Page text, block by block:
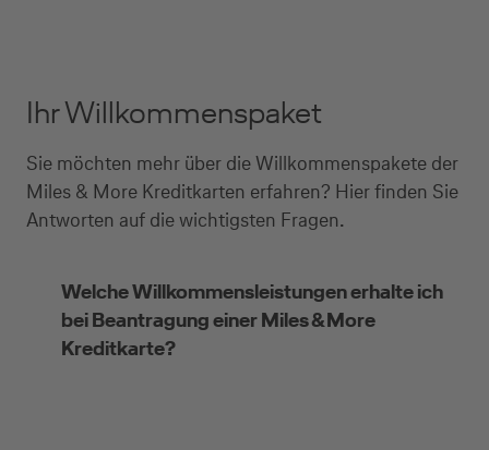
Ihr Willkommenspaket
Sie möchten mehr über die Willkommenspakete der
Miles & More Kreditkarten erfahren? Hier finden Sie
Antworten auf die wichtigsten Fragen.
Welche Willkommensleistungen erhalte ich
bei Beantragung einer Miles & More
Kreditkarte?